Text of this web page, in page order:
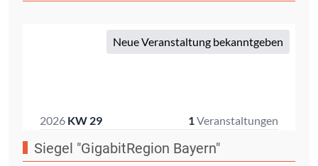
Siegel "GigabitRegion Bayern"